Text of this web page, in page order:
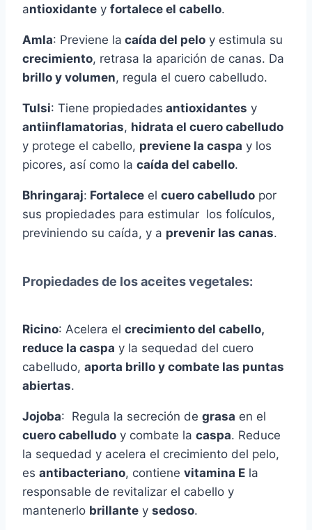
antioxidante y fortalece el cabello.
Amla: Previene la caída del pelo y estimula su
crecimiento, retrasa la aparición de canas. Da
brillo y volumen, regula el cuero cabelludo.
Tulsi: Tiene propiedades antioxidantes y
antiinflamatorias, hidrata el cuero cabelludo
y protege el cabello, previene la caspa y los
picores, así como la caída del cabello.
Bhringaraj: Fortalece el cuero cabelludo por
sus propiedades para estimular los folículos,
previniendo su caída, y a prevenir las canas.
Propiedades de los aceites vegetales:
Ricino: Acelera el crecimiento del cabello,
reduce la caspa y la sequedad del cuero
cabelludo, aporta brillo y combate las puntas
abiertas.
Jojoba: Regula la secreción de grasa en el
cuero cabelludo y combate la caspa. Reduce
la sequedad y acelera el crecimiento del pelo,
es antibacteriano, contiene vitamina E la
responsable de revitalizar el cabello y
mantenerlo brillante y sedoso.